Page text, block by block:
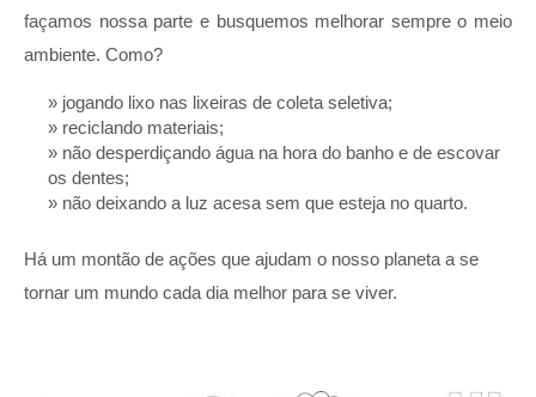
façamos nossa parte e busquemos melhorar sempre o meio
ambiente. Como?
jogando lixo nas lixeiras de coleta seletiva;
reciclando materiais;
não desperdiçando água na hora do banho e de escovar
os dentes;
não deixando a luz acesa sem que esteja no quarto.
Há um montão de ações que ajudam o nosso planeta a se
tornar um mundo cada dia melhor para se viver.